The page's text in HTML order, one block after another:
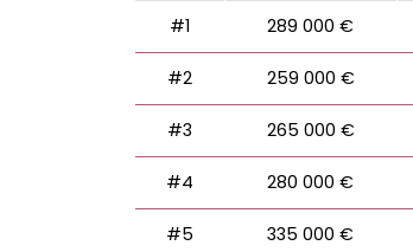
#1 289 000 €
#2 259 000 €
#3 265 000 €
#4 280 000 €
#5 335 000 €